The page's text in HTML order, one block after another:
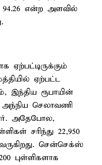
94.26 என்ற அளவில்
ஏற்பட்ட
இந்திய ரூபாயின்
அந்நிய செலாவணி
அதேபோல,
சரிந்து 22,950
சென்செக்ஸ்
புள்ளிகளாக